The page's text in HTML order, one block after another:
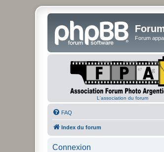
Forum
L'association du forum
FAQ
Index du forum
Connexion